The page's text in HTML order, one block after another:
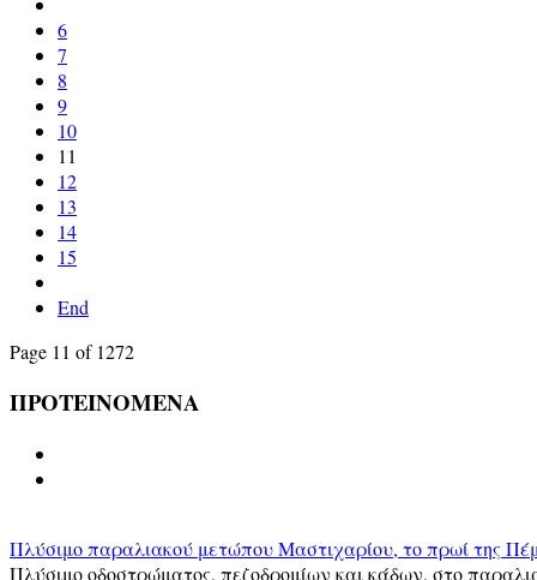
6
7
8
9
10
11
12
13
14
15
End
Page 11 of 1272
ΠΡΟΤΕΙΝΟΜΕΝΑ
Πλύσιμο παραλιακού μετώπου Μαστιχαρίου, το πρωί της
Πλύσιμο οδοστρώματος, πεζοδρομίων και κάδων, στο